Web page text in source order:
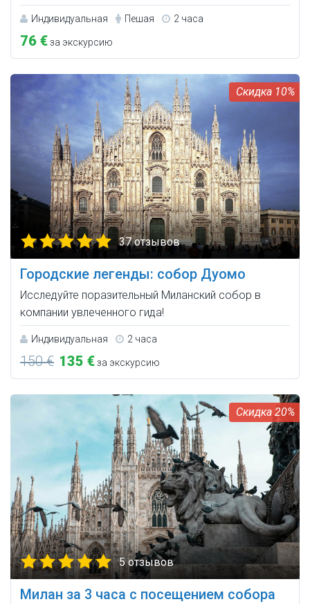
Индивидуальная Пешая 2 часа
76 €за экскурсию
10%
37 отзывов
Городские легенды: собор Дуомо
Исследуйте поразительный Миланский собор в
компании увлеченного гида!
Индивидуальная 2 часа
150 € 135 €за экскурсию
20%
5 отзывов
Милан за 3 часа с посещением собора